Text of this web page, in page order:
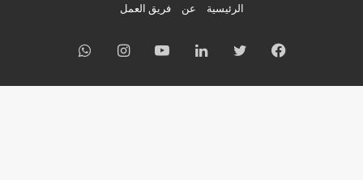
الرئيسية
عن فريق العمل
فيسبوك تويتر لينكدإن يوتيوب انستقرام